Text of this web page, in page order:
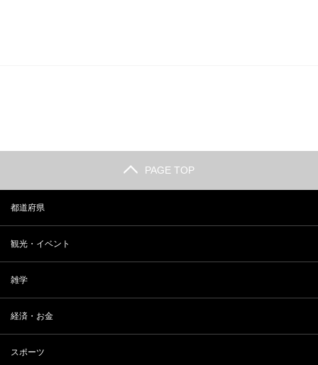
PAGE TOP
都道府県
観光・イベント
雑学
経済・お金
スポーツ